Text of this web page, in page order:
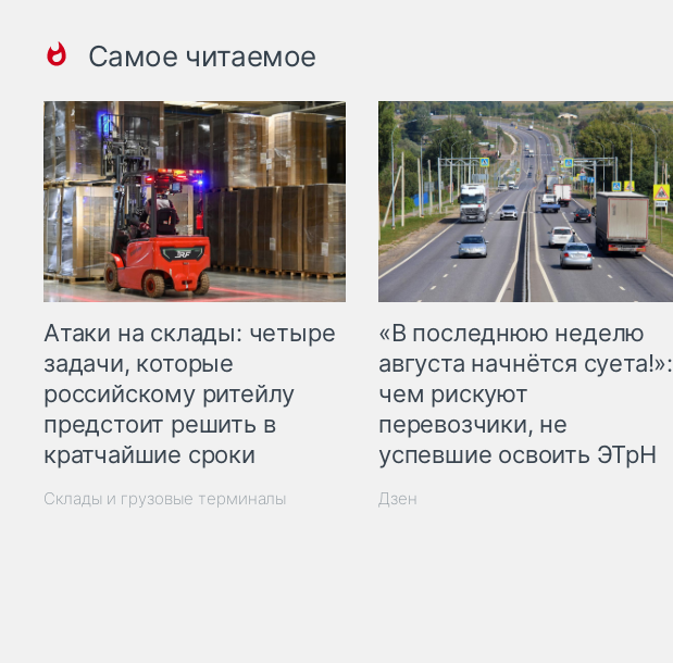
Самое читаемое
Атаки на склады: четыре
задачи, которые
российскому ритейлу
предстоит решить в
кратчайшие сроки
Склады и грузовые терминалы
«В последнюю неделю
августа начнётся суета!»:
чем рискуют
перевозчики, не
успевшие освоить ЭТрН
Дзен